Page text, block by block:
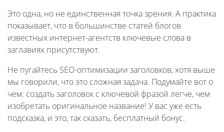
Это одна, но не единственная точка зрения. А практика
показывает, что в большинстве статей блогов
известных интернет-агентств ключевые слова в
заглавиях присутствуют.
Не пугайтесь SEO-оптимизации заголовков, хотя выше
мы говорили, что это сложная задача. Подумайте вот о
чем: создать заголовок с ключевой фразой легче, чем
изобретать оригинальное название! У вас уже есть
подсказка, и это, так сказать, бесплатный бонус.